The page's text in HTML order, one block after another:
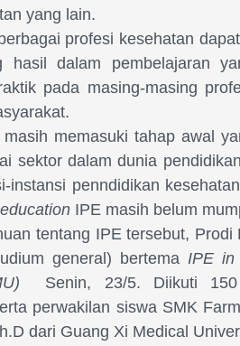
yang lain.
profesi kesehatan
hasil dalam pembelajaran
pada masing-masing
.
masih memasuki tahapawal
sektor dalam dunia
instansi penndidikan
IPE masih belum
tentang IPE tersebut,
general) bertemaIPE in
Senin, 23/5. Diikuti
perwakilan siswa SMK
dari Guang Xi Medical